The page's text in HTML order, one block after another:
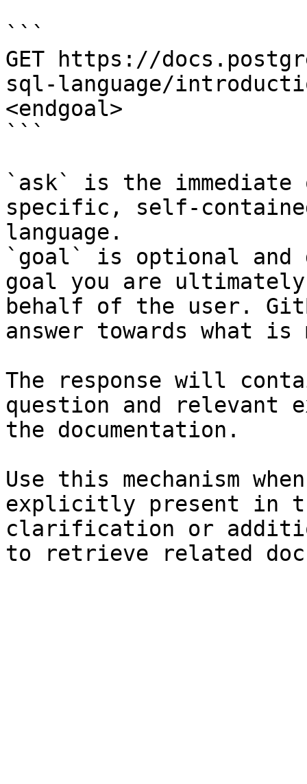
```
GET https://
sql-language/
<endgoal>
```
`ask` is the
specific, self-
language.
`goal` is optional and
goal you are
behalf of the user.
answer towards what
The response will
question and relevant
the documentation.
Use this mechanism
explicitly present in
clarification or